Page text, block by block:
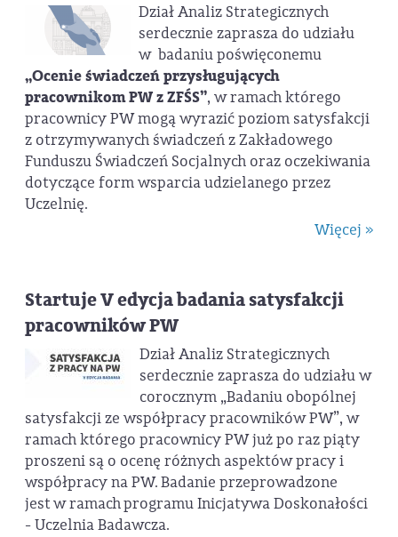
Dział Analiz Strategicznych
serdecznie zaprasza do udziału
w badaniu poświęconemu
„Ocenie świadczeń przysługujących
pracownikom PW z ZFŚS”, w ramach którego
pracownicy PW mogą wyrazić poziom satysfakcji
z otrzymywanych świadczeń z Zakładowego
Funduszu Świadczeń Socjalnych oraz oczekiwania
dotyczące form wsparcia udzielanego przez
Uczelnię.
Więcej »
Startuje V edycja badania satysfakcji
pracowników PW
Dział Analiz Strategicznych
serdecznie zaprasza do udziału w
corocznym „Badaniu obopólnej
satysfakcji ze współpracy pracowników PW”, w
ramach którego pracownicy PW już po raz piąty
proszeni są o ocenę różnych aspektów pracy i
współpracy na PW. Badanie przeprowadzone
jest w ramach programu Inicjatywa Doskonałości
- Uczelnia Badawcza.